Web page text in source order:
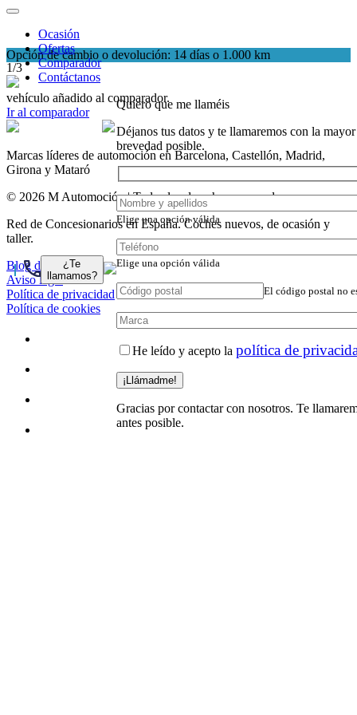
Ocasión
Ofertas
Comparador
Contáctanos
¿Te
llamamos?
Quiero que me llaméis
Déjanos tus datos y te llamaremos con la mayor
brevedad posible.
Elige una opción válida
Elige una opción válida
El código postal no
He leído y acepto la política de
¡Llámadme!
Gracias por contactar con nosotros. Te
antes posible.
Opción de cambio o devolución: 14 días o 1.000 km
1/3
vehículo añadido al comparador.
Ir al comparador
Marcas líderes de automoción en Barcelona, Castellón, Madrid,
Girona y Mataró
© 2026 M Automoción | Todos los derechos reservados.
Red de Concesionarios en España. Coches nuevos, de ocasión y
taller.
Blog de coches
Aviso legal
Política de privacidad
Política de cookies